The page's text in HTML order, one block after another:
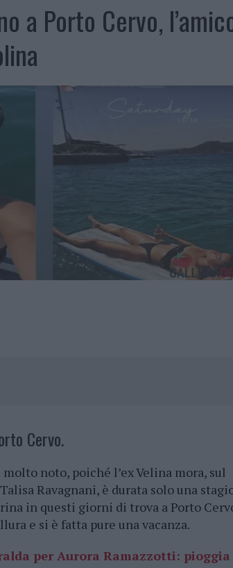
a Porto Cervo,
Cervo.
molto noto, poiché l’ex Velina mora, sul
Ravagnani, è durata solo una
in questi giorni di trova a Porto
e si è fatta pure una vacanza.
per Aurora Ramazzotti: